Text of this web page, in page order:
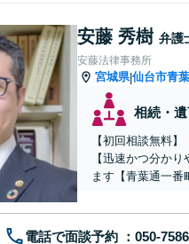
安藤 秀樹 弁護
安藤法律事務所
宮城県|仙台市青
相続・
【初回相談無料
【迅速かつ分か
ます【青葉通一番
電話で面談予約